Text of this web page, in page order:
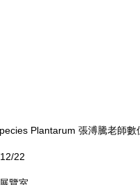
Plantarum 張溥騰老師數
22